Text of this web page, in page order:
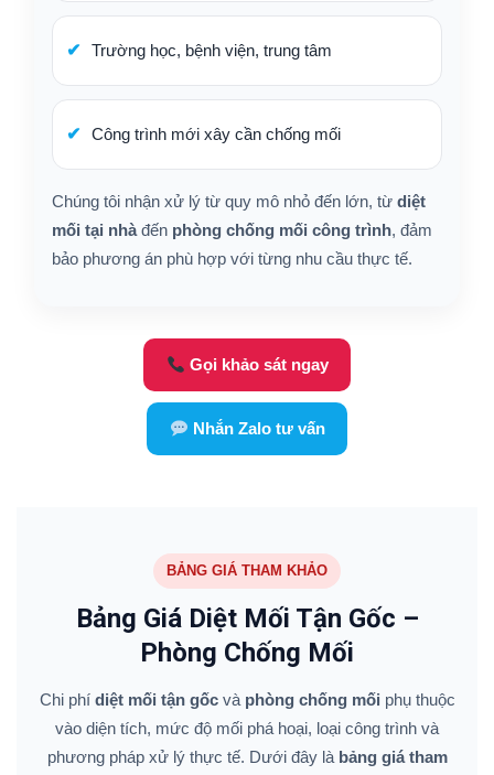
Trường học, bệnh viện, trung tâm
Công trình mới xây cần chống mối
Chúng tôi nhận xử lý từ quy mô nhỏ đến lớn, từ diệt
mối tại nhà đến phòng chống mối công trình, đảm
bảo phương án phù hợp với từng nhu cầu thực tế.
Gọi khảo sát ngay
Nhắn Zalo tư vấn
BẢNG GIÁ THAM KHẢO
Bảng Giá Diệt Mối Tận Gốc –
Phòng Chống Mối
Chi phí diệt mối tận gốcvà phòng chống mối phụ thuộc
vào diện tích, mức độ mối phá hoại, loại công trình và
phương pháp xử lý thực tế. Dưới đây là bảng giá tham